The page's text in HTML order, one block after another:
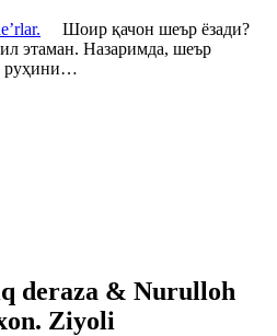
Шоир қачон шеър ёзади?
этаман. Назаримда, шеър
руҳини…
deraza & Nurulloh
Ziyoli